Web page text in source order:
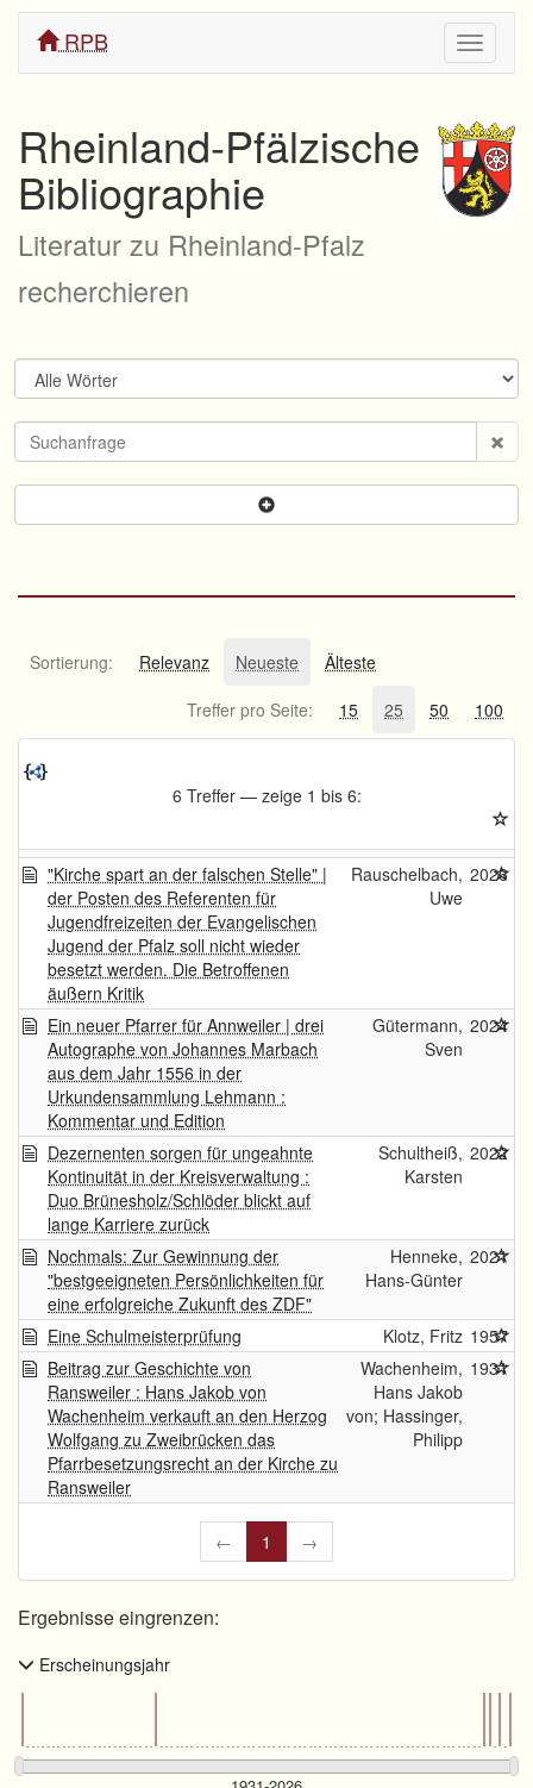
ein/
RPB
Rheinland-Pfälzische
Bibliographie
Literatur zu Rheinland-Pfalz
recherchieren
Sortierung: Relevanz Neueste
Älteste
Treffer pro Seite:
15 25 50 100
6 Treffer — zeige 1 bis 6:
"Kirche spart an der falschen Stelle" |
der Posten des Referenten für
Jugendfreizeiten der Evangelischen
Jugend der Pfalz soll nicht wieder
besetzt werden. Die Betroffenen
äußern Kritik
Rauschelbach,
Uwe
2026
Ein neuer Pfarrer für Annweiler | drei
Autographe von Johannes Marbach
aus dem Jahr 1556 in der
Urkundensammlung Lehmann :
Kommentar und Edition
Gütermann,
Sven
2024
Dezernenten sorgen für ungeahnte
Kontinuität in der Kreisverwaltung :
Duo Brünesholz/Schlöder blickt auf
lange Karriere zurück
Schultheiß,
Karsten
2022
Nochmals: Zur Gewinnung der
"bestgeeigneten Persönlichkeiten für
eine erfolgreiche Zukunft des ZDF"
Henneke,
Hans-Günter
2021
Eine Schulmeisterprüfung Klotz, Fritz 1957
Beitrag zur Geschichte von
Ransweiler : Hans Jakob von
Wachenheim verkauft an den Herzog
Wolfgang zu Zweibrücken das
Pfarrbesetzungsrecht an der Kirche zu
Ransweiler
Wachenheim,
Hans Jakob
von; Hassinger,
Philipp
1931
← 1 →
Ergebnisse eingrenzen:
Erscheinungsjahr